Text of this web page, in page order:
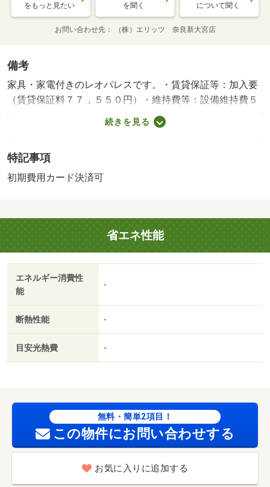
をもっと見たい を聞く について聞く
お問い合わせ先 （株）エリッツ 奈良新大宮店
備考
家具・家電付きのレオパレスです。・賃貸保証等：加入要
（賃貸保証料７７，５５０円）・維持費等：設備維持費５
５０円／月・【近鉄御所線 近鉄新庄駅徒歩１２分】１５
帖以上の広々洋室。ウォークインクローゼットも付いてい
い焚き機能付きバスなど設備が充実しています。・バイク
置場：なし・駐輪場：有/鍵交換費用 16500円/ﾊｳｽｸﾘｰﾆﾝ
続きを見る
特記事項
初期費用カード決済可
省エネ性能
エネルギー消費性
能
-
断熱性能 -
目安光熱費 -
無料・簡単2項目！
この物件にお問い合わせする
お気に入りに追加する